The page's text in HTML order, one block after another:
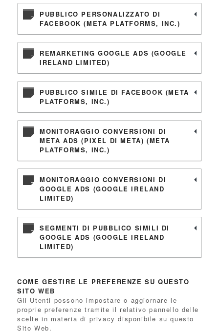
PUBBLICO PERSONALIZZATO DI
FACEBOOK (META PLATFORMS, INC.)
REMARKETING GOOGLE ADS (GOOGLE
IRELAND LIMITED)
PUBBLICO SIMILE DI FACEBOOK (META
PLATFORMS, INC.)
MONITORAGGIO CONVERSIONI DI
META ADS (PIXEL DI META) (META
PLATFORMS, INC.)
MONITORAGGIO CONVERSIONI DI
GOOGLE ADS (GOOGLE IRELAND
LIMITED)
SEGMENTI DI PUBBLICO SIMILI DI
GOOGLE ADS (GOOGLE IRELAND
LIMITED)
COME GESTIRE LE PREFERENZE SU QUESTO
SITO WEB
Gli Utenti possono impostare o aggiornare le
proprie preferenze tramite il relativo pannello delle
scelte in materia di privacy disponibile su questo
Sito Web.